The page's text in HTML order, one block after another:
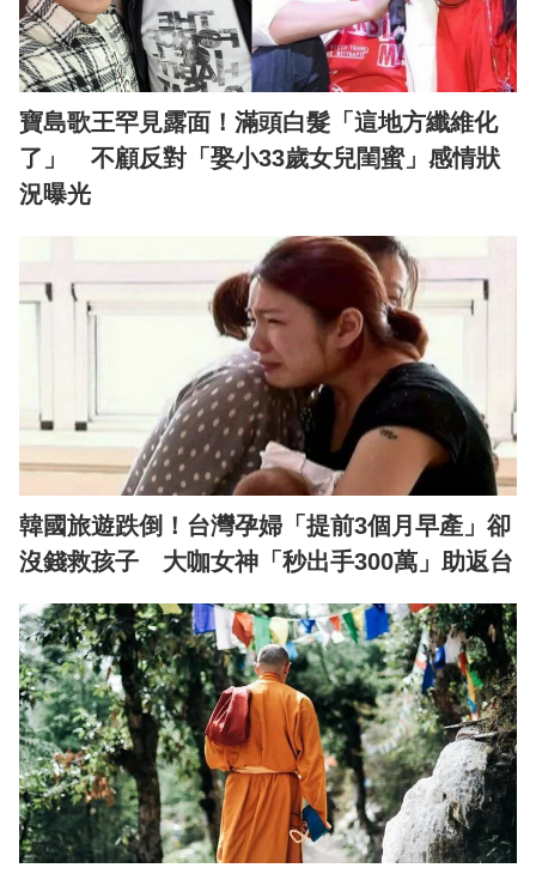
寶島歌王罕見露面！滿頭白髮「這地方纖維化
了」 不顧反對「娶小33歲女兒閨蜜」感情狀
況曝光
韓國旅遊跌倒！台灣孕婦「提前3個月早產」卻
沒錢救孩子 大咖女神「秒出手300萬」助返台